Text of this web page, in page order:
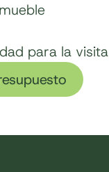
para la visita